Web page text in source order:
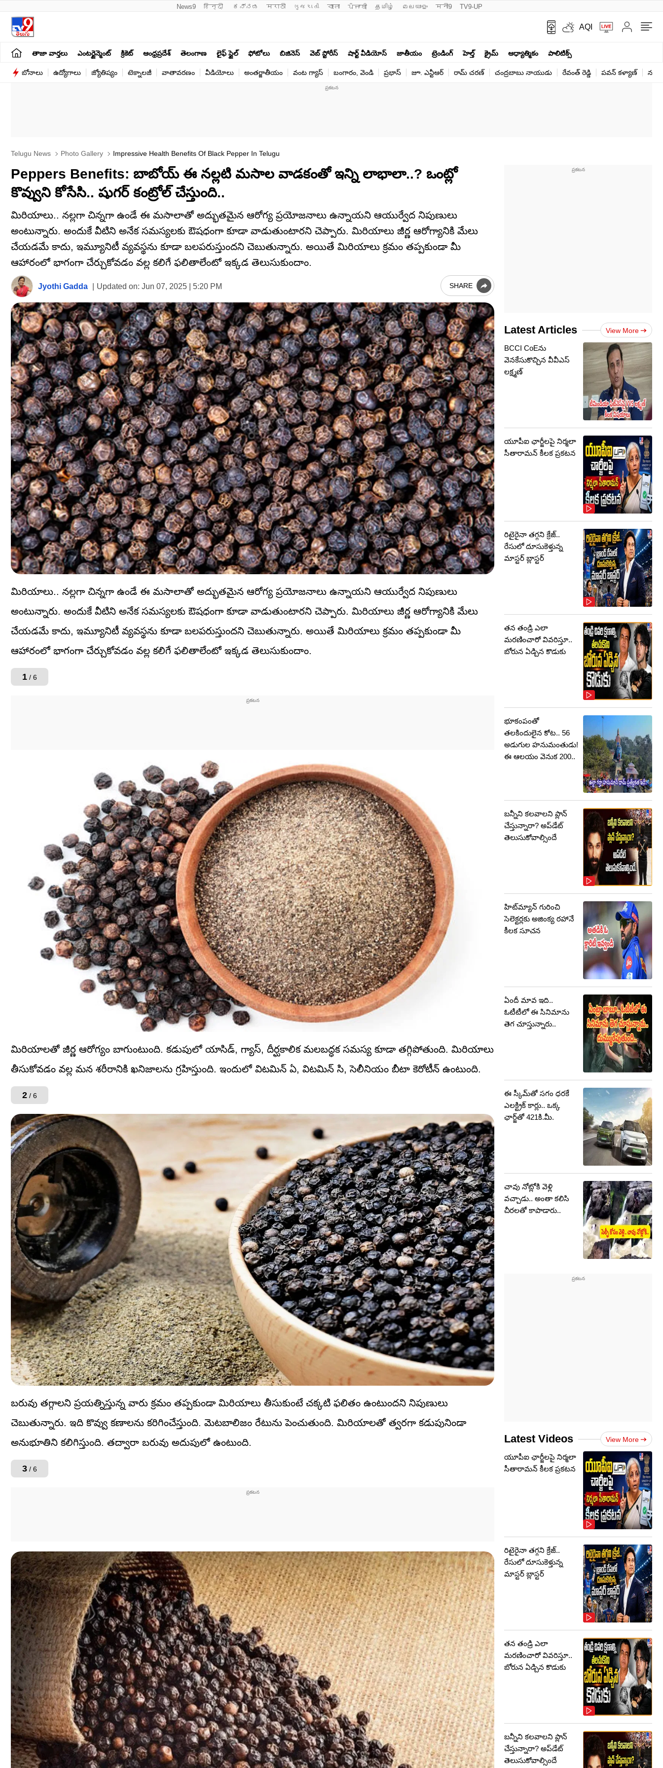
News9 हिन्दी ಕನ್ನಡ मराठी ગુજરાતી বাংলা ਪੰਜਾਬੀ தமிழ் മലയാളം मनी9 TV9-UP
AQI
తాజా వార్తలు ఎంటర్టైన్మెంట్ క్రికెట్ ఆంధ్రప్రదేశ్ తెలంగాణ లైఫ్ స్టైల్ ఫోటోలు బిజినెస్ వెబ్ స్టోరీస్ షార్ట్ వీడియోస్ జాతీయం ట్రెండింగ్ హెల్త్‌ క్రైమ్ ఆధ్యాత్మికం పాలిటిక్స్‌
బోనాలు ఉద్యోగాలు జ్యోతిష్యం టెక్నాలజీ వాతావరణం వీడియోలు అంతర్జాతీయం వంట గ్యాస్ బంగారం, వెండి ప్రభాస్ జూ. ఎన్టీఆర్ రామ్ చ‌ర‌ణ్‌ చంద్రబాబు నాయుడు రేవంత్ రెడ్డి పవన్ కళ్యాణ్
Telugu News Photo Gallery Impressive Health Benefits Of Black Pepper In Telugu
Peppers Benefits: బాబోయ్‌ ఈ నల్లటి మసాల వాడకంతో ఇన్ని లాభాలా..? ఒంట్లో
కొవ్వుని కోసేసి.. షుగర్‌ కంట్రోల్‌ చేస్తుంది..
మిరియాలు.. నల్లగా చిన్నగా ఉండే ఈ మసాలాతో అద్భుతమైన ఆరోగ్య ప్రయోజనాలు ఉన్నాయని ఆయుర్వేద నిపుణులు
అంటున్నారు. అందుకే వీటిని అనేక సమస్యలకు ఔషధంగా కూడా వాడుతుంటారని చెప్పారు. మిరియాలు జీర్ణ ఆరోగ్యానికి మేలు
చేయడమే కాదు, ఇమ్యూనిటీ వ్యవస్థను కూడా బలపరుస్తుందని చెబుతున్నారు. అయితే మిరియాలు క్రమం తప్పకుండా మీ
ఆహారంలో భాగంగా చేర్చుకోవడం వల్ల కలిగే ఫలితాలేంటో ఇక్కడ తెలుసుకుందాం.
Jyothi Gadda Updated on: Jun 07, 2025 | 5:20 PM SHARE
మిరియాలు.. నల్లగా చిన్నగా ఉండే ఈ మసాలాతో అద్భుతమైన ఆరోగ్య ప్రయోజనాలు ఉన్నాయని ఆయుర్వేద నిపుణులు
అంటున్నారు. అందుకే వీటిని అనేక సమస్యలకు ఔషధంగా కూడా వాడుతుంటారని చెప్పారు. మిరియాలు జీర్ణ ఆరోగ్యానికి మేలు
చేయడమే కాదు, ఇమ్యూనిటీ వ్యవస్థను కూడా బలపరుస్తుందని చెబుతున్నారు. అయితే మిరియాలు క్రమం తప్పకుండా మీ
ఆహారంలో భాగంగా చేర్చుకోవడం వల్ల కలిగే ఫలితాలేంటో ఇక్కడ తెలుసుకుందాం.
1 / 6
మిరియాలతో జీర్ణ ఆరోగ్యం బాగుంటుంది. కడుపులో యాసిడ్, గ్యాస్, దీర్ఘకాలిక మలబద్ధక సమస్య కూడా తగ్గిపోతుంది. మిరియాలు
తీసుకోవడం వల్ల మన శరీరానికి ఖనిజాలను గ్రహిస్తుంది. ఇందులో విటమిన్ ఏ, విటమిన్ సి, సెలీనియం బీటా కెరోటీన్ ఉంటుంది.
2 / 6
బరువు తగ్గాలని ప్రయత్నిస్తున్న వారు క్రమం తప్పకుండా మిరియాలు తీసుకుంటే చక్కటి ఫలితం ఉంటుందని నిపుణులు
చెబుతున్నారు. ఇది కొవ్వు కణాలను కరిగించేస్తుంది. మెటబాలిజం రేటును పెంచుతుంది. మిరియాలతో త్వరగా కడుపునిండా
అనుభూతిని కలిగిస్తుంది. తద్వారా బరువు అదుపులో ఉంటుంది.
3 / 6
Latest Articles View More
BCCI CoEను
వెనకేసుకొచ్చిన వీవీఎస్
లక్ష్మణ్
యూపీఐ ఛార్జీలపై నిర్మలా
సీతారామన్ కీలక ప్రకటన
రిటైరైనా తగ్గని క్రేజ్..
రేసులో దూసుకెళ్తున్న
మాస్టర్‌ బ్లాస్టర్‌
తన తండ్రి ఎలా
మరణించారో వివరిస్తూ..
బోరున ఏడ్చిన కొడుకు
భూకంపంతో
తలకిందులైన కోట.. 56
అడుగుల హనుమంతుడు!
ఈ ఆలయం వెనుక 200..
బన్నీని కలవాలని ప్లాన్
చేస్తున్నారా? అప్‌డేట్
తెలుసుకోవాల్సిందే
హిట్‌మ్యాన్‌ గురించి
సెలెక్టర్లకు అజింక్య రహానే
కీలక సూచన
ఏందీ మావ ఇది..
ఓటీటీలో ఈ సినిమాను
తెగ చూస్తున్నారు..
ఈ స్కీమ్‌తో సగం ధరకే
ఎలక్ట్రిక్ కార్లు.. ఒక్క
ఛార్జ్‌తో 421కి.మీ.
చావు నోట్లోకి వెళ్లి
వచ్చాడు.. అంతా కలిసి
చీరలతో కాపాడారు..
Latest Videos View More
యూపీఐ ఛార్జీలపై నిర్మలా
సీతారామన్ కీలక ప్రకటన
రిటైరైనా తగ్గని క్రేజ్..
రేసులో దూసుకెళ్తున్న
మాస్టర్‌ బ్లాస్టర్‌
తన తండ్రి ఎలా
మరణించారో వివరిస్తూ..
బోరున ఏడ్చిన కొడుకు
బన్నీని కలవాలని ప్లాన్
చేస్తున్నారా? అప్‌డేట్
తెలుసుకోవాల్సిందే